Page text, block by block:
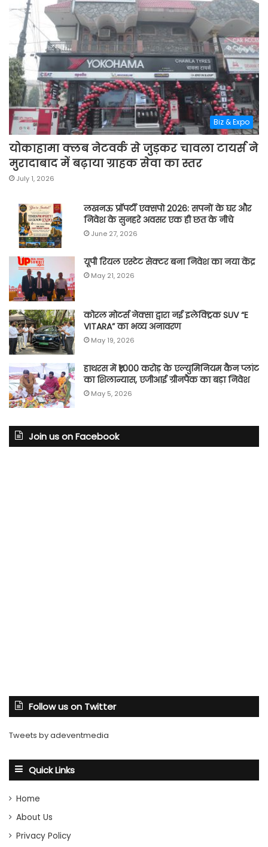
Biz & Expo
योकाहामा क्लब नेटवर्क से जुड़कर चावला टायर्स ने
मुरादाबाद में बढ़ाया ग्राहक सेवा का स्तर
July 1, 2026
लखनऊ प्रॉपर्टी एक्सपो 2026: सपनों के घर और
निवेश के सुनहरे अवसर एक ही छत के नीचे
June 27, 2026
यूपी रियल एस्टेट सेक्टर बना निवेश का नया केंद्र
May 21, 2026
कोरल मोटर्स नेक्सा द्वारा नई इलेक्ट्रिक SUV “E
VITARA” का भव्य अनावरण
May 19, 2026
हाथरस में ₹1,000 करोड़ के एल्युमिनियम कैन प्लांट
का शिलान्यास, एजीआई ग्रीनपैक का बड़ा निवेश
May 5, 2026
Join us on Facebook
Follow us on Twitter
Tweets by adeventmedia
Quick Links
Home
About Us
Privacy Policy